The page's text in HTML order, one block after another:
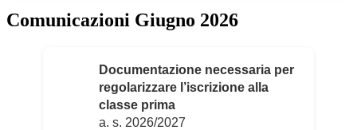
Comunicazioni Giugno 2026
Documentazione necessaria per
regolarizzare l’iscrizione alla
classe prima
a. s. 2026/2027